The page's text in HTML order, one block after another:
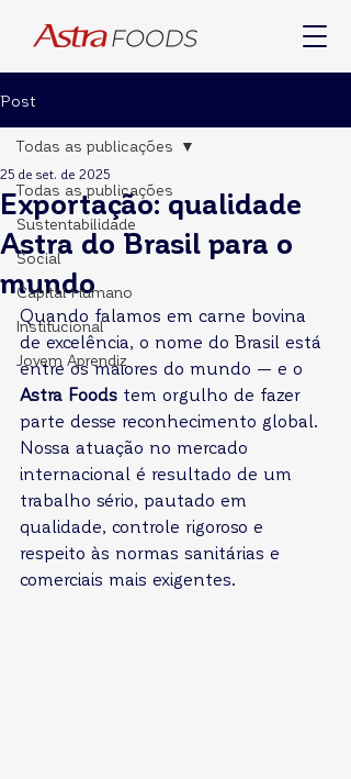
Post
Todas as publicações
Sustentabilidade
Social
Capital Humano
Institucional
Jovem Aprendiz
Todas as publicações
Exportação: qualidade
Astra do Brasil para o
mundo
25 de set. de 2025
Quando falamos em carne bovina
de excelência, o nome do Brasil está
entre os maiores do mundo — e o
Astra Foods tem orgulho de fazer
parte desse reconhecimento global.
Nossa atuação no mercado
internacional é resultado de um
trabalho sério, pautado em
qualidade, controle rigoroso e
respeito às normas sanitárias e
comerciais mais exigentes.